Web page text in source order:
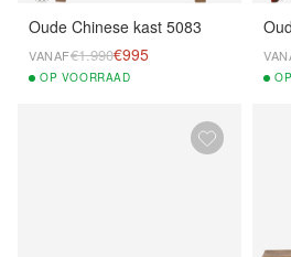
Oude Chinese kast 5083
VANAF€1.990€995
OP VOORRAAD OP